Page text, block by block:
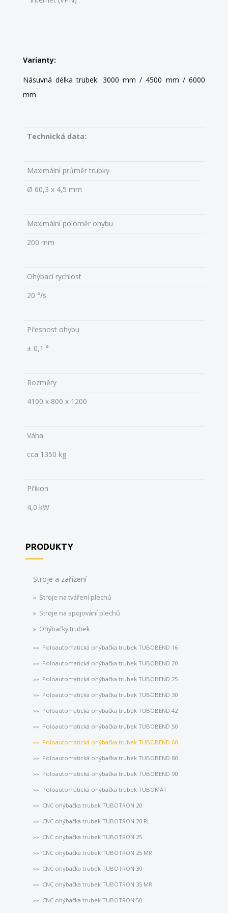
Varianty:
Násuvná délka trubek: 3000 mm / 4500 mm / 6000
mm
Technická data:
Maximální průměr trubky
Ø 60,3 x 4,5 mm
Maximální poloměr ohybu
200 mm
Ohýbací rychlost
20 °/s
Přesnost ohybu
± 0,1 °
Rozměry
4100 x 800 x 1200
Váha
cca 1350 kg
Příkon
4,0 kW
PRODUKTY
Stroje a zařízení
Stroje na tváření plechů
Stroje na spojování plechů
Ohýbačky trubek
Poloautomatická ohýbačka trubek TUBOBEND 16
Poloautomatická ohýbačka trubek TUBOBEND 20
Poloautomatická ohýbačka trubek TUBOBEND 25
Poloautomatická ohýbačka trubek TUBOBEND 30
Poloautomatická ohýbačka trubek TUBOBEND 42
Poloautomatická ohýbačka trubek TUBOBEND 50
Poloautomatická ohýbačka trubek TUBOBEND 60
Poloautomatická ohýbačka trubek TUBOBEND 80
Poloautomatická ohýbačka trubek TUBOBEND 90
Poloautomatická ohýbačka trubek TUBOMAT
CNC ohýbačka trubek TUBOTRON 20
CNC ohýbačka trubek TUBOTRON 20 RL
CNC ohýbačka trubek TUBOTRON 25
CNC ohýbačka trubek TUBOTRON 25 MR
CNC ohýbačka trubek TUBOTRON 30
CNC ohýbačka trubek TUBOTRON 35 MR
CNC ohýbačka trubek TUBOTRON 50